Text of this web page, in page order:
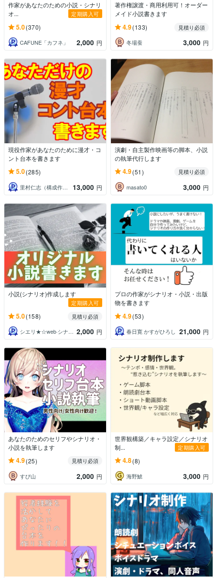
作家があなたのための小説・シナリ
オ...
定期購入可
5.0(370)
CAFUNE「カフネ」 2,000 円
著作権譲渡・商用利用可！オーダー
メイド小説書きます
4.9(133)
見積り必須
冬場蚕
3,000 円
現役作家があなたのために漫才・コ
ント台本を書きます
5.0(285)
里村仁志（構成作家・放送作家・漫才作家） 13,000 円
演劇・自主製作映画等の脚本、小説
の執筆代行します
4.9(51)
見積り必須
masato0
3,000 円
小説(シナリオ)作成します
定期購入可
5.0(158)
見積り必須
シエリ★☆web·シナリオライター
2,000 円
プロの作家がシナリオ・小説・出版
物を書きます
4.9(53)
春日寛 かすがひろし 21,000 円
あなたのためのセリフやシナリオ・
小説を執筆します
4.9(25)
見積り必須
すぴ山
2,000 円
世界観構築／キャラ設定／シナリオ
制...
定期購入可
4.8(8)
海野鯱 3,000 円